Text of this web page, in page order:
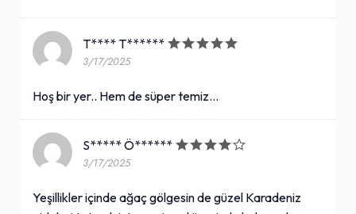
T**** T******
3/17/2025
Hoş bir yer.. Hem de süper temiz...
S***** Ö******
3/17/2025
Yeşillikler içinde ağaç gölgesin de güzel Karadeniz